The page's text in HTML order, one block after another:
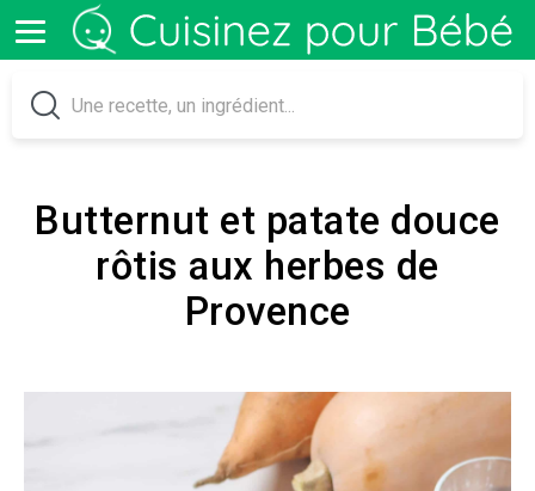
Butternut et patate douce
rôtis aux herbes de
Provence